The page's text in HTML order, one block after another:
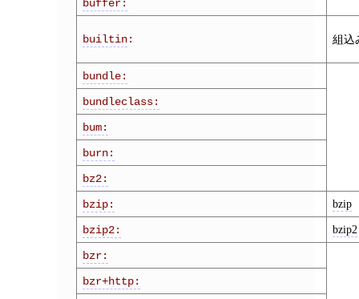
buffer:
builtin: 組込
bundle:
bundleclass:
bum:
burn:
bz2:
bzip:
bzip
bzip2: bzip2
bzr:
bzr+http: